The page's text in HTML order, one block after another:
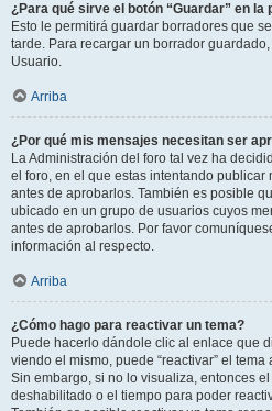
¿Para qué sirve el botón “Guardar” en la
Esto le permitirá guardar borradores que
tarde. Para recargar un borrador
Usuario.
Arriba
¿Por qué mis mensajes necesitan ser
La Administración del foro tal vez ha
el foro, en el que estas intentando
antes de aprobarlos. También es posible
ubicado en un grupo de usuarios cuyos
antes de aprobarlos. Por favor
información al respecto.
Arriba
¿Cómo hago para reactivar un tema?
Puede hacerlo dándole clic al enlace que
viendo el mismo, puede “reactivar” el
Sin embargo, si no lo visualiza, entonces
deshabilitado o el tiempo para poder